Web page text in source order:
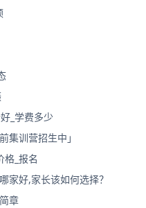
_学费多少
集训营招生中」
格_报名
家好,家长该如何选择？
章